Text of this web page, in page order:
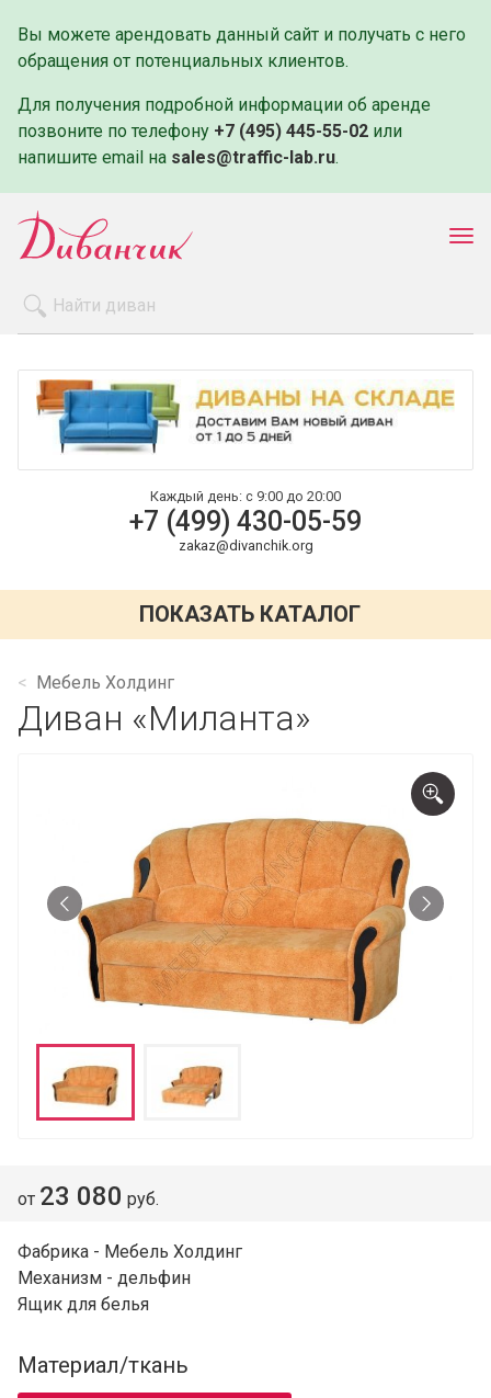
Вы можете арендовать данный сайт и получать с него
обращения от потенциальных клиентов.
Для получения подробной информации об аренде
позвоните по телефону +7 (495) 445-55-02 или
напишите email на sales@traffic-lab.ru.
Оплата и доставка
Контакты
Каждый день: с 9:00 до 20:00
+7 (499) 430-05-59
zakaz@divanchik.org
ПОКАЗАТЬ КАТАЛОГ
Мебель Холдинг
Диван «Миланта»
от 23 080 руб.
Фабрика - Мебель Холдинг
Механизм - дельфин
Ящик для белья
Материал/ткань